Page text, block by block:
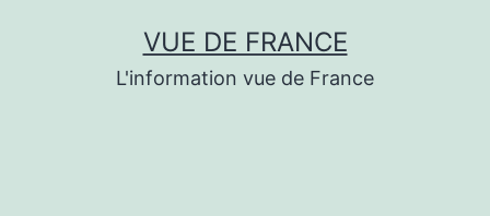
VUE DE FRANCE
L'information vue de France